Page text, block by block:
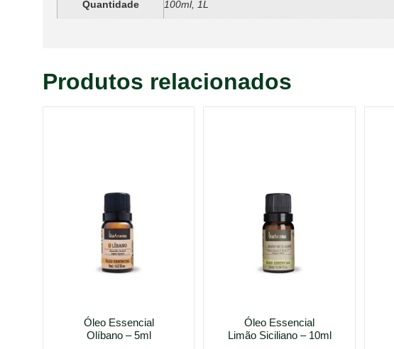
Quantidade 100ml, 1L
Produtos relacionados
Óleo Essencial
Olíbano – 5ml
Óleo Essencial
Limão Siciliano – 10ml